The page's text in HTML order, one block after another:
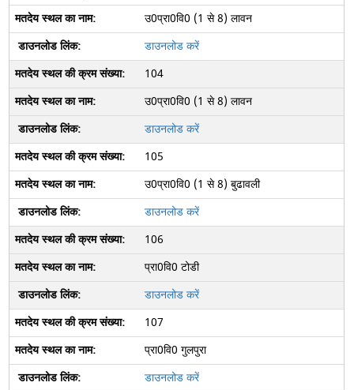
उ0प्रा0वि0 (1 से 8) लावन
डाउनलोड करें
104
उ0प्रा0वि0 (1 से 8) लावन
डाउनलोड करें
105
उ0प्रा0वि0 (1 से 8) बुढावली
डाउनलोड करें
106
प्रा0वि0 टोडी
डाउनलोड करें
107
प्रा0वि0 गुलपुरा
डाउनलोड करें